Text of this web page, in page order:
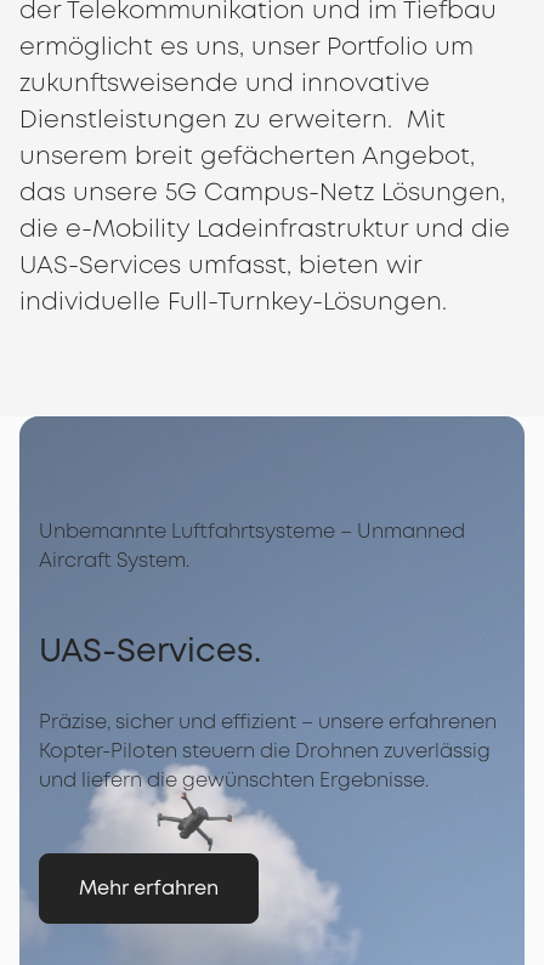
der Telekommunikation und im Tiefbau
ermöglicht es uns, unser Portfolio um
zukunftsweisende und innovative
Dienstleistungen zu erweitern. Mit
unserem breit gefächerten Angebot,
das unsere 5G Campus-Netz Lösungen,
die e-Mobility Ladeinfrastruktur und die
UAS-Services umfasst, bieten wir
individuelle Full-Turnkey-Lösungen.
Unbemannte Luftfahrtsysteme – Unmanned
Aircraft System.
UAS-Services.
Präzise, sicher und effizient – unsere erfahrenen
Kopter-Piloten steuern die Drohnen zuverlässig
und liefern die gewünschten Ergebnisse.
Mehr erfahren